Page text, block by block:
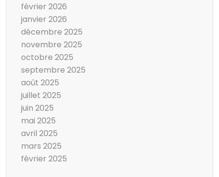
février 2026
janvier 2026
décembre 2025
novembre 2025
octobre 2025
septembre 2025
août 2025
juillet 2025
juin 2025
mai 2025
avril 2025
mars 2025
février 2025